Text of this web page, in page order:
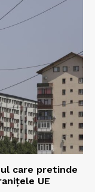
care pretinde
UE